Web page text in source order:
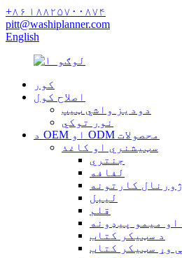
+۸۶ ۱۸۸۲۵۷۰۰۸۷۴
pitt@washiplanner.com
English
کور
اصلاح کول
دودیز واشي ټیپ
نور توکي
د OEM او ODM محصولات
سټیشنري او کاغذ
جنتري
لفافه
کارتونه
لیبل
قلم
میمو پیډونه
د سټیکر کتاب
وړ سټیکر کتاب